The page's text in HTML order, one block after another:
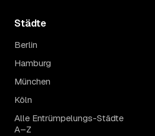
Städte
Berlin
Hamburg
München
Köln
Alle Entrümpelungs-Städte
A–Z